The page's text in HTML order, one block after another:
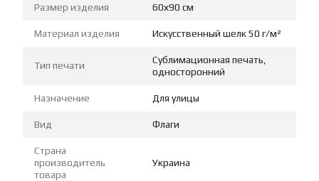
Размер изделия 60х90 см
Материал изделия Искусственный шелк 50 г/м²
Тип печати
Сублимационная печать,
односторонний
Назначение Для улицы
Вид Флаги
Страна
производитель
товара
Украина